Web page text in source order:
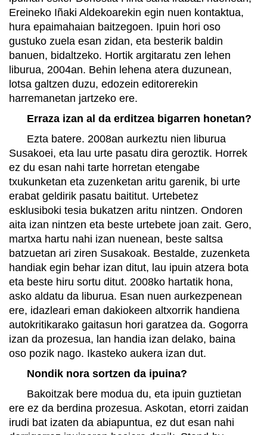
Ereineko Iñaki Aldekoarekin egin nuen kontaktua,
hura epaimahaian baitzegoen. Ipuin hori oso
gustuko zuela esan zidan, eta besterik baldin
banuen, bidaltzeko. Hortik argitaratu zen lehen
liburua, 2004an. Behin lehena atera duzunean,
lotsa galtzen duzu, edozein editorerekin
harremanetan jartzeko ere.
Erraza izan al da erditzea bigarren honetan?
Ezta batere. 2008an aurkeztu nien liburua
Susakoei, eta lau urte pasatu dira geroztik. Horrek
ez du esan nahi tarte horretan etengabe
txukunketan eta zuzenketan aritu garenik, bi urte
erabat geldirik pasatu baititut. Urtebetez
esklusiboki tesia bukatzen aritu nintzen. Ondoren
aita izan nintzen eta beste urtebete joan zait. Gero,
martxa hartu nahi izan nuenean, beste saltsa
batzuetan ari ziren Susakoak. Bestalde, zuzenketa
handiak egin behar izan ditut, lau ipuin atzera bota
eta beste hiru sortu ditut. 2008ko hartatik hona,
asko aldatu da liburua. Esan nuen aurkezpenean
ere, idazleari eman dakiokeen altxorrik handiena
autokritikarako gaitasun hori garatzea da. Gogorra
izan da prozesua, lan handia izan delako, baina
oso pozik nago. Ikasteko aukera izan dut.
Nondik nora sortzen da ipuina?
Bakoitzak bere modua du, eta ipuin guztietan
ere ez da berdina prozesua. Askotan, etorri zaidan
irudi bat izaten da abiapuntua, ez dut esan nahi